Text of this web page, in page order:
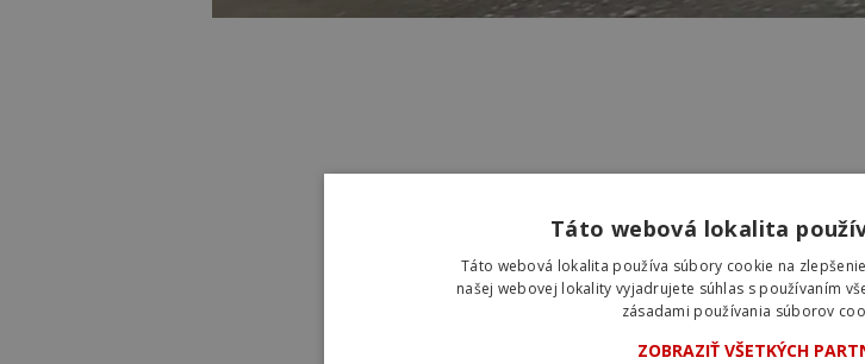
Táto webová lokalita
Táto webová lokalita používa súbory cookie na
našej webovej lokality vyjadrujete súhlas s používaním
zásadami používania súborov
ZOBRAZIŤ VŠETKÝCH